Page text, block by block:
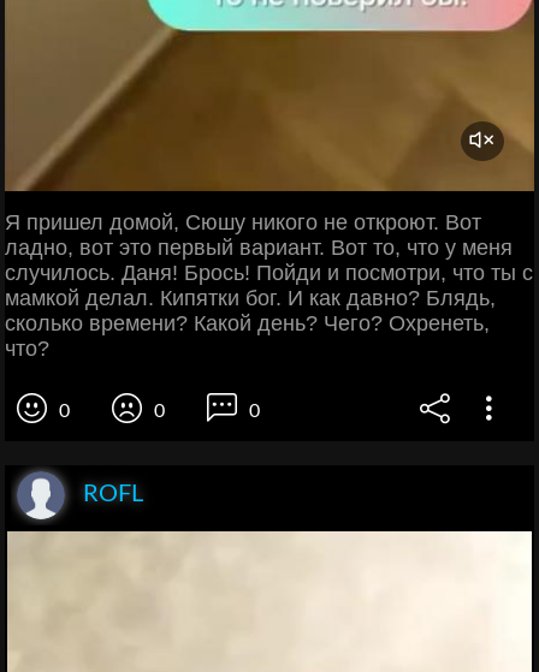
Я пришел домой, Сюшу никого не откроют. Вот
ладно, вот это первый вариант. Вот то, что у меня
случилось. Даня! Брось! Пойди и посмотри, что ты с
мамкой делал. Кипятки бог. И как давно? Блядь,
сколько времени? Какой день? Чего? Охренеть,
что?
0 0 0
ROFL